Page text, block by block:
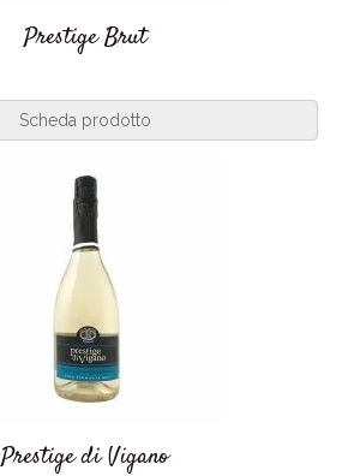
Prestige Brut
Scheda prodotto
Prestige di Vigano